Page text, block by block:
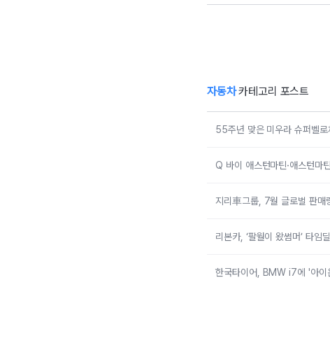
55주년 맞은 미우
Q 바
자동차카테고리 포스트
55주년 맞은 미우라 슈퍼벨로
Q 바이 애스턴마틴·애스턴마
지리車그룹, 7월 글로벌 판
리본카, ‘팔월이 왔썸머’ 타
한국타이어, BMW i7에 '아이